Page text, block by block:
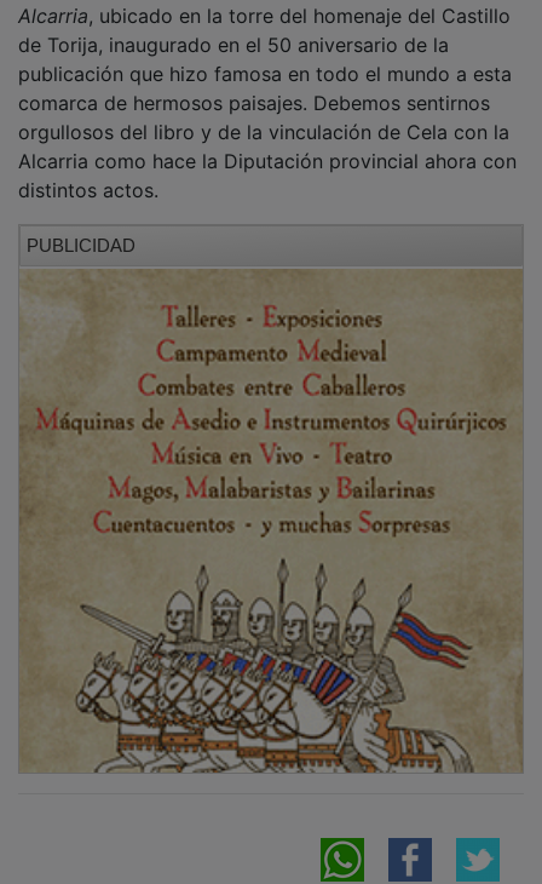
NOTICIAS RELACIONADAS
El viaje de Cela a la Vieja Alcarria hace 80
años (y II)